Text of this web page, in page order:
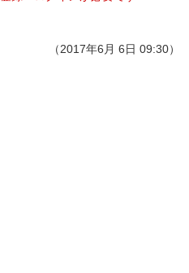
（2017年6月 6日 09:30）